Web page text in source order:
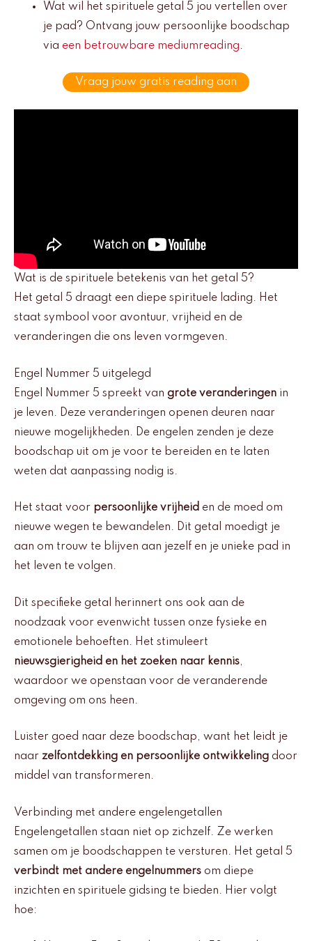
Wat wil het spirituele getal 5 jou vertellen over
je pad? Ontvang jouw persoonlijke boodschap
via een betrouwbare mediumreading.
Vraag jouw gratis reading aan
Wat is de spirituele betekenis van het getal 5?
Het getal 5 draagt een diepe spirituele lading. Het
staat symbool voor avontuur, vrijheid en de
veranderingen die ons leven vormgeven.
Engel Nummer 5 uitgelegd
Engel Nummer 5 spreekt van grote veranderingen in
je leven. Deze veranderingen openen deuren naar
nieuwe mogelijkheden. De engelen zenden je deze
boodschap uit om je voor te bereiden en te laten
weten dat aanpassing nodig is.
Het staat voor persoonlijke vrijheid en de moed om
nieuwe wegen te bewandelen. Dit getal moedigt je
aan om trouw te blijven aan jezelf en je unieke pad in
het leven te volgen.
Dit specifieke getal herinnert ons ook aan de
noodzaak voor evenwicht tussen onze fysieke en
emotionele behoeften. Het stimuleert
nieuwsgierigheid en het zoeken naar kennis,
waardoor we openstaan voor de veranderende
omgeving om ons heen.
Luister goed naar deze boodschap, want het leidt je
naar zelfontdekking en persoonlijke ontwikkeling door
middel van transformeren.
Verbinding met andere engelengetallen
Engelengetallen staan niet op zichzelf. Ze werken
samen om je boodschappen te versturen. Het getal 5
verbindt met andere engelnummers om diepe
inzichten en spirituele gidsing te bieden. Hier volgt
hoe: